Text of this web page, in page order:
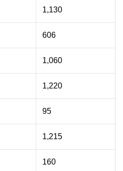
1,130
606
1,060
1,220
95
1,215
160